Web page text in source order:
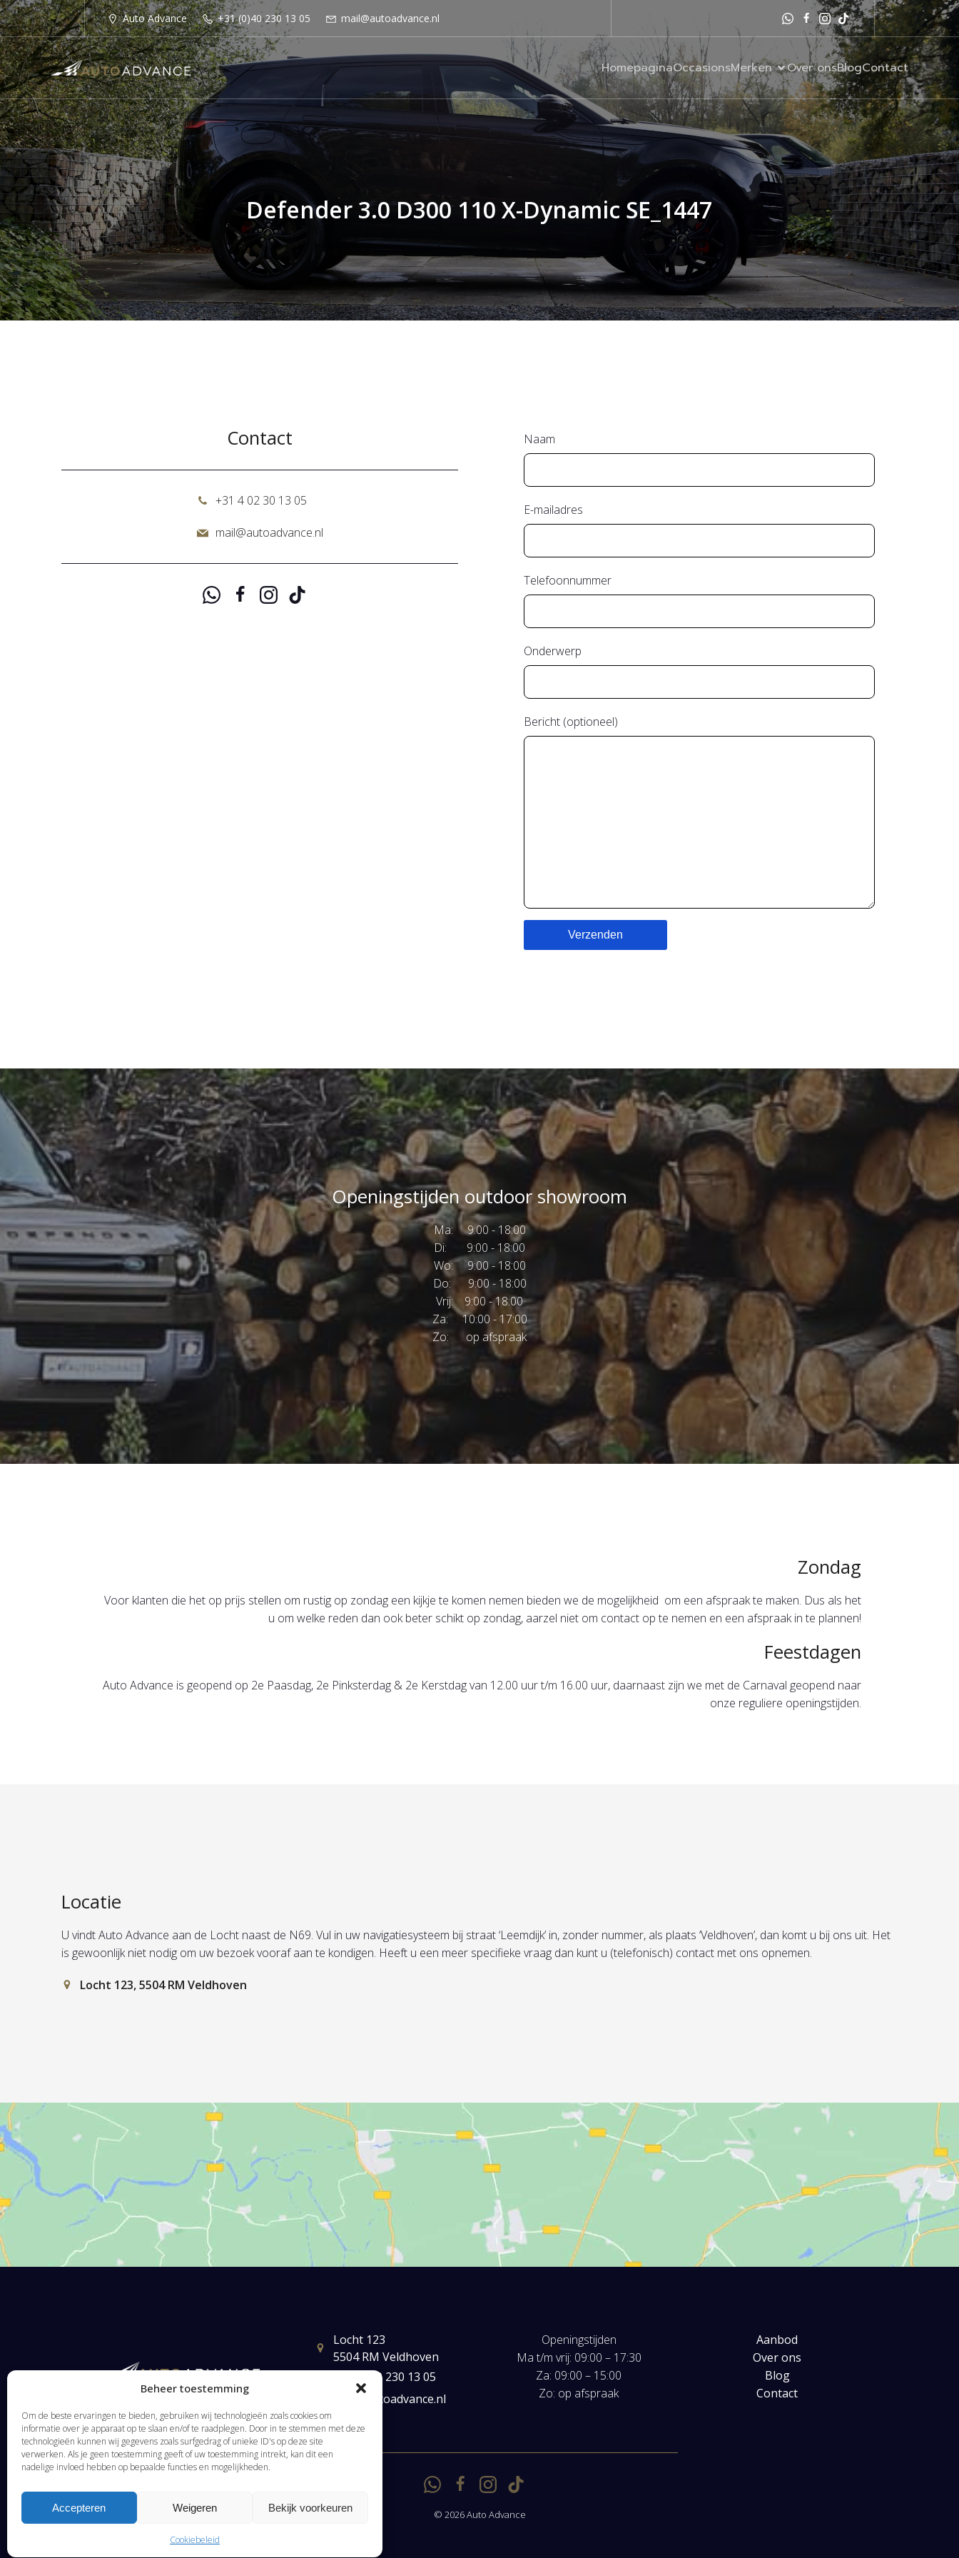
Beheer toestemming
Om de beste ervaringen te bieden, gebruiken wij technologieën zoals cookies om
informatie over je apparaat op te slaan en/of te raadplegen. Door in te stemmen met deze
technologieën kunnen wij gegevens zoals surfgedrag of unieke ID's op deze site
verwerken. Als je geen toestemming geeft of uw toestemming intrekt, kan dit een
nadelige invloed hebben op bepaalde functies en mogelijkheden.
Accepteren Weigeren Bekijk voorkeuren
Cookiebeleid
Auto Advance +31 (0)40 230 13 05 mail@autoadvance.nl
HomepaginaOccasionsMerken Over onsBlogContact
Defender 3.0 D300 110 X-Dynamic SE_1447
Contact
+31 4 02 30 13 05
mail@autoadvance.nl
Naam
E-mailadres
Telefoonnummer
Onderwerp
Bericht (optioneel)
Openingstijden outdoor showroom
Ma: 9:00 - 18:00
Di: 9:00 - 18:00
Wo: 9:00 - 18:00
Do: 9:00 - 18:00
Vrij: 9:00 - 18:00
Za: 10:00 - 17:00
Zo: op afspraak
Zondag
Voor klanten die het op prijs stellen om rustig op zondag een kijkje te komen nemen bieden we de mogelijkheid om een afspraak te maken. Dus als het
u om welke reden dan ook beter schikt op zondag, aarzel niet om contact op te nemen en een afspraak in te plannen!
Feestdagen
Auto Advance is geopend op 2e Paasdag, 2e Pinksterdag & 2e Kerstdag van 12.00 uur t/m 16.00 uur, daarnaast zijn we met de Carnaval geopend naar
onze reguliere openingstijden.
Locatie
U vindt Auto Advance aan de Locht naast de N69. Vul in uw navigatiesysteem bij straat ‘Leemdijk’ in, zonder nummer, als plaats ‘Veldhoven’, dan komt u bij ons uit. Het
is gewoonlijk niet nodig om uw bezoek vooraf aan te kondigen. Heeft u een meer specifieke vraag dan kunt u (telefonisch) contact met ons opnemen.
Locht 123, 5504 RM Veldhoven
deze inhoud in te schakelen
Locht 123
5504 RM Veldhoven
+31(0) 40 230 13 05
mail@autoadvance.nl
Openingstijden
Ma t/m vrij: 09:00 – 17:30
Za: 09:00 – 15:00
Zo: op afspraak
Aanbod
Over ons
Blog
Contact
© 2026 Auto Advance